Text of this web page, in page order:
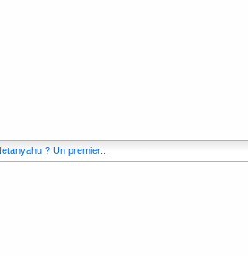
? Un premier...